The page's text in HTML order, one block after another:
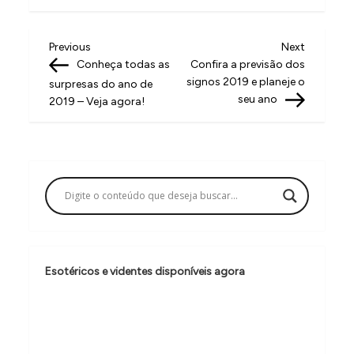
N
a
v
a
ç
o
d
Previous
Post
Previous
Conheça todas as
surpresas do ano de
2019 – Veja agora!
Next
Post
Next
Confira a previsão dos
signos 2019 e planeje o
seu ano
Esotéricos e videntes disponíveis agora